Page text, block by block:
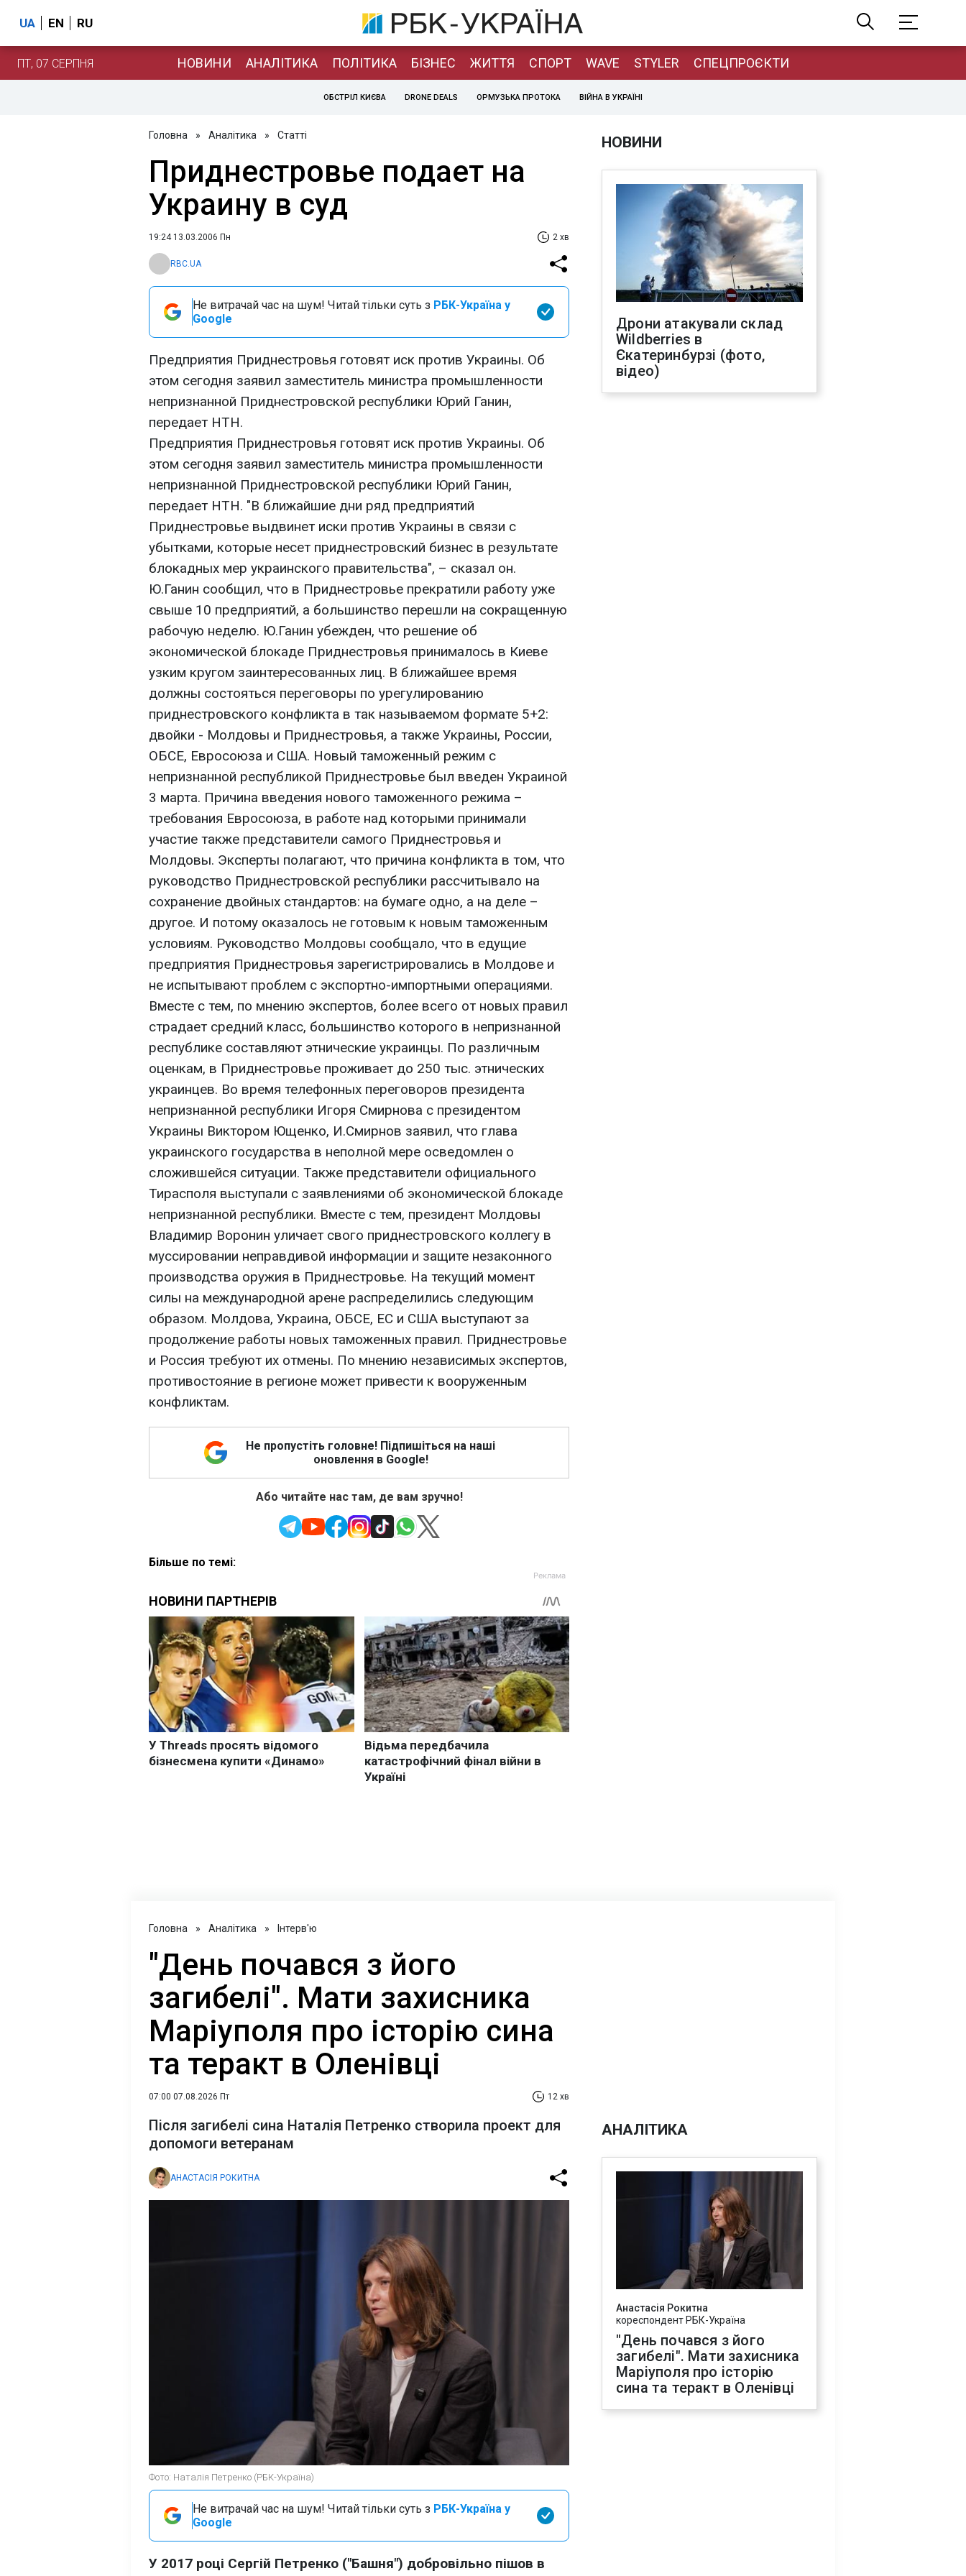
UA EN RU
ПТ, 07 СЕРПНЯ НОВИНИ АНАЛІТИКА ПОЛІТИКА БІЗНЕС ЖИТТЯ СПОРТ WAVE STYLER СПЕЦПРОЄКТИ
ОБСТРІЛ КИЄВА DRONE DEALS ОРМУЗЬКА ПРОТОКА ВІЙНА В УКРАЇНІ
Головна » Аналітика » Статті
Приднестровье подает на
Украину в суд
19:24 13.03.2006 Пн 2 хв
RBC.UA
Не витрачай час на шум! Читай тільки суть з РБК-Україна у
Google
Предприятия Приднестровья готовят иск против Украины. Об
этом сегодня заявил заместитель министра промышленности
непризнанной Приднестровской республики Юрий Ганин,
передает НТН.
Предприятия Приднестровья готовят иск против Украины. Об
этом сегодня заявил заместитель министра промышленности
непризнанной Приднестровской республики Юрий Ганин,
передает НТН. "В ближайшие дни ряд предприятий
Приднестровье выдвинет иски против Украины в связи с
убытками, которые несет приднестровский бизнес в результате
блокадных мер украинского правительства", – сказал он.
Ю.Ганин сообщил, что в Приднестровье прекратили работу уже
свыше 10 предприятий, а большинство перешли на сокращенную
рабочую неделю. Ю.Ганин убежден, что решение об
экономической блокаде Приднестровья принималось в Киеве
узким кругом заинтересованных лиц. В ближайшее время
должны состояться переговоры по урегулированию
приднестровского конфликта в так называемом формате 5+2:
двойки - Молдовы и Приднестровья, а также Украины, России,
ОБСЕ, Евросоюза и США. Новый таможенный режим с
непризнанной республикой Приднестровье был введен Украиной
3 марта. Причина введения нового таможенного режима –
требования Евросоюза, в работе над которыми принимали
участие также представители самого Приднестровья и
Молдовы. Эксперты полагают, что причина конфликта в том, что
руководство Приднестровской республики рассчитывало на
сохранение двойных стандартов: на бумаге одно, а на деле –
другое. И потому оказалось не готовым к новым таможенным
условиям. Руководство Молдовы сообщало, что в едущие
предприятия Приднестровья зарегистрировались в Молдове и
не испытывают проблем с экспортно-импортными операциями.
Вместе с тем, по мнению экспертов, более всего от новых правил
страдает средний класс, большинство которого в непризнанной
республике составляют этнические украинцы. По различным
оценкам, в Приднестровье проживает до 250 тыс. этнических
украинцев. Во время телефонных переговоров президента
непризнанной республики Игоря Смирнова с президентом
Украины Виктором Ющенко, И.Смирнов заявил, что глава
украинского государства в неполной мере осведомлен о
сложившейся ситуации. Также представители официального
Тирасполя выступали с заявлениями об экономической блокаде
непризнанной республики. Вместе с тем, президент Молдовы
Владимир Воронин уличает свого приднестровского коллегу в
муссировании неправдивой информации и защите незаконного
производства оружия в Приднестровье. На текущий момент
силы на международной арене распределились следующим
образом. Молдова, Украина, ОБСЕ, ЕС и США выступают за
продолжение работы новых таможенных правил. Приднестровье
и Россия требуют их отмены. По мнению независимых экспертов,
противостояние в регионе может привести к вооруженным
конфликтам.
Не пропустіть головне! Підпишіться на наші
оновлення в Google!
Або читайте нас там, де вам зручно!
Більше по темі:
НОВИНИ
Дрони атакували склад
Wildberries в
Єкатеринбурзі (фото,
відео)
Головна » Аналітика » Інтерв'ю
"День почався з його
загибелі". Мати захисника
Маріуполя про історію сина
та теракт в Оленівці
07:00 07.08.2026 Пт 12 хв
Після загибелі сина Наталія Петренко створила проект для
допомоги ветеранам
АНАСТАСІЯ РОКИТНА
Фото: Наталія Петренко (РБК-Україна)
Не витрачай час на шум! Читай тільки суть з РБК-Україна у
Google
У 2017 році Сергій Петренко ("Башня") добровільно пішов в
АНАЛІТИКА
Анастасія Рокитна
кореспондент РБК-Україна
"День почався з його
загибелі". Мати захисника
Маріуполя про історію
сина та теракт в Оленівці